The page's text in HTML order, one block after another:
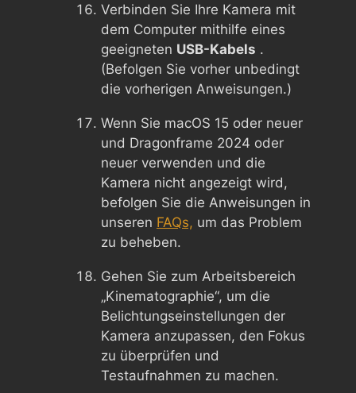
Verbinden Sie Ihre Kamera mit
dem Computer mithilfe eines
geeigneten USB-Kabels .
(Befolgen Sie vorher unbedingt
die vorherigen Anweisungen.)
Wenn Sie macOS 15 oder neuer
und Dragonframe 2024 oder
neuer verwenden und die
Kamera nicht angezeigt wird,
befolgen Sie die Anweisungen in
unseren FAQs, um das Problem
zu beheben.
Gehen Sie zum Arbeitsbereich
„Kinematographie“, um die
Belichtungseinstellungen der
Kamera anzupassen, den Fokus
zu überprüfen und
Testaufnahmen zu machen.